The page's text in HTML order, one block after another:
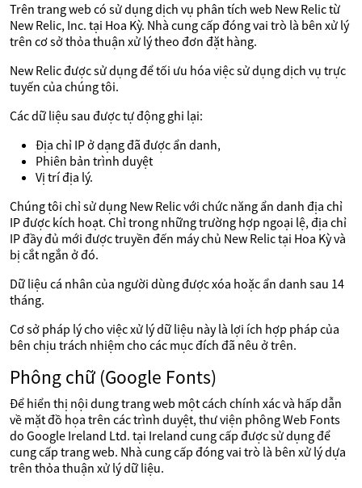
Trên trang web có sử dụng dịch vụ phân tích web New Relic từ
New Relic, Inc. tại Hoa Kỳ. Nhà cung cấp đóng vai trò là bên xử lý
trên cơ sở thỏa thuận xử lý theo đơn đặt hàng.
New Relic được sử dụng để tối ưu hóa việc sử dụng dịch vụ trực
tuyến của chúng tôi.
Các dữ liệu sau được tự động ghi lại:
Địa chỉ IP ở dạng đã được ẩn danh,
Phiên bản trình duyệt
Vị trí địa lý.
Chúng tôi chỉ sử dụng New Relic với chức năng ẩn danh địa chỉ
IP được kích hoạt. Chỉ trong những trường hợp ngoại lệ, địa chỉ
IP đầy đủ mới được truyền đến máy chủ New Relic tại Hoa Kỳ và
bị cắt ngắn ở đó.
Dữ liệu cá nhân của người dùng được xóa hoặc ẩn danh sau 14
tháng.
Cơ sở pháp lý cho việc xử lý dữ liệu này là lợi ích hợp pháp của
bên chịu trách nhiệm cho các mục đích đã nêu ở trên.
Phông chữ (Google Fonts)
Để hiển thị nội dung trang web một cách chính xác và hấp dẫn
về mặt đồ họa trên các trình duyệt, thư viện phông Web Fonts
do Google Ireland Ltd. tại Ireland cung cấp được sử dụng để
cung cấp trang web. Nhà cung cấp đóng vai trò là bên xử lý dựa
trên thỏa thuận xử lý dữ liệu.